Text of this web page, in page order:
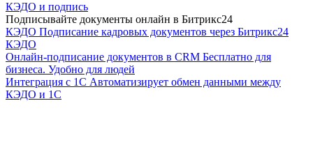
КЭДО и подпись
Подписывайте документы онлайн в Битрикс24
КЭДО Подписание кадровых документов через Битрикс24
КЭДО
Онлайн-подписание документов в CRM Бесплатно для
бизнеса. Удобно для людей
Интеграция с 1С Автоматизирует обмен данными между
КЭДО и 1С